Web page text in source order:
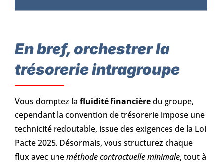
En bref, orchestrer la
trésorerie intragroupe
Vous domptez la fluidité financièredu groupe,
cependant la convention de trésorerie impose une
technicité redoutable, issue des exigences de la Loi
Pacte 2025. Désormais, vous structurez chaque
flux avec uneméthode contractuelle minimale, tout à